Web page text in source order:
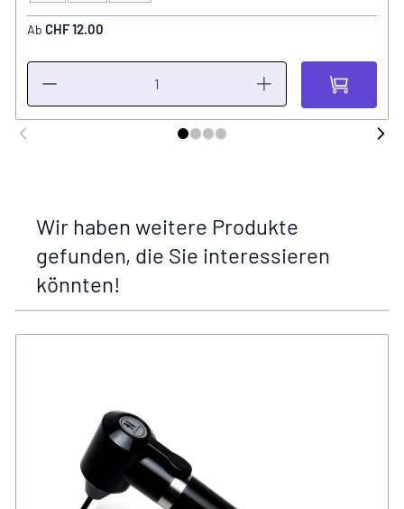
Ab CHF 12.00
Wir haben weitere Produkte
gefunden, die Sie interessieren
könnten!